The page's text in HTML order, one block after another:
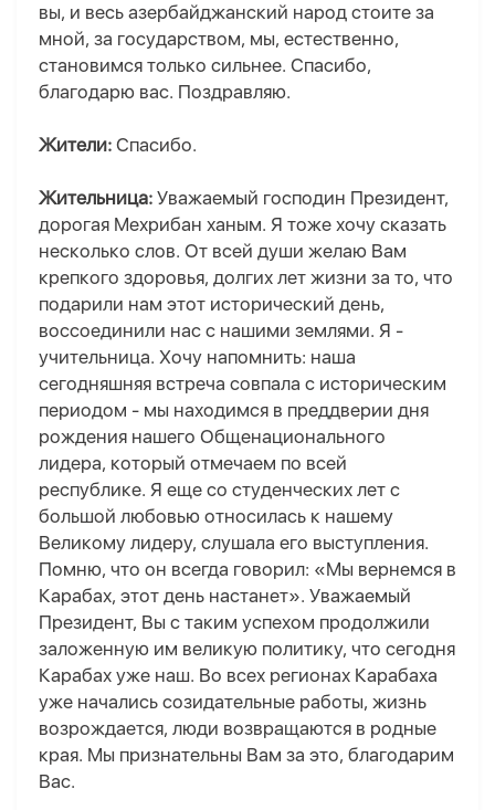
вы, и весь азербайджанский народ стоите за
мной, за государством, мы, естественно,
становимся только сильнее. Спасибо,
благодарю вас. Поздравляю.
Жители: Спасибо.
Жительница: Уважаемый господин Президент,
дорогая Мехрибан ханым. Я тоже хочу сказать
несколько слов. От всей души желаю Вам
крепкого здоровья, долгих лет жизни за то, что
подарили нам этот исторический день,
воссоединили нас с нашими землями. Я -
учительница. Хочу напомнить: наша
сегодняшняя встреча совпала с историческим
периодом - мы находимся в преддверии дня
рождения нашего Общенационального
лидера, который отмечаем по всей
республике. Я еще со студенческих лет с
большой любовью относилась к нашему
Великому лидеру, слушала его выступления.
Помню, что он всегда говорил: «Мы вернемся в
Карабах, этот день настанет». Уважаемый
Президент, Вы с таким успехом продолжили
заложенную им великую политику, что сегодня
Карабах уже наш. Во всех регионах Карабаха
уже начались созидательные работы, жизнь
возрождается, люди возвращаются в родные
края. Мы признательны Вам за это, благодарим
Вас.